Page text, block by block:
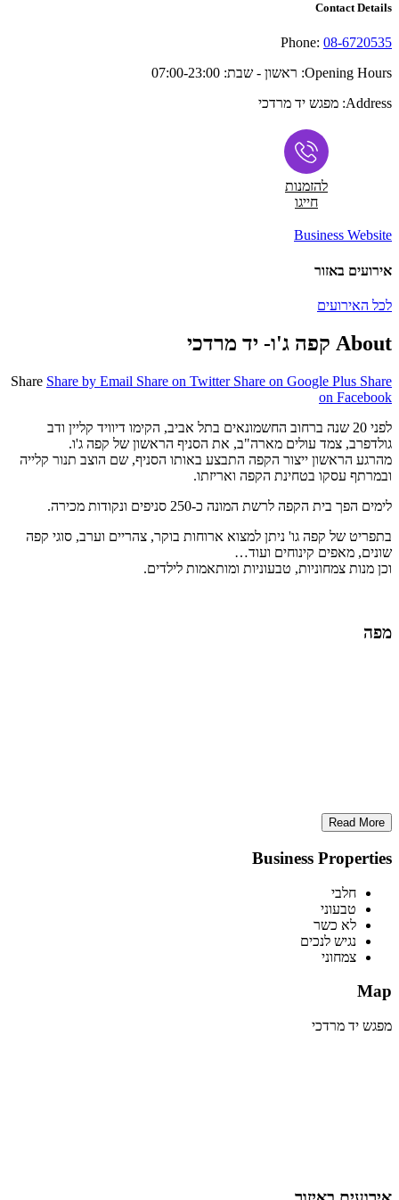
Contact Details
Phone: 08-6720535
Opening Hours: ראשון - שבת: 07:00-23:00
Address: מפגש יד מרדכי
להזמנות
חייגו
Business Website
אירועים באזור
לכל האירועים
About קפה ג'ו- יד מרדכי
Share Share by Email Share on Twitter Share on Google Plus Share
on Facebook
לפני 20 שנה ברחוב החשמונאים בתל אביב, הקימו דיוויד קליין ודב
גולדפרב, צמד עולים מארה"ב, את הסניף הראשון של קפה ג'ו.
מהרגע הראשון ייצור הקפה התבצע באותו הסניף, שם הוצב תנור קלייה
ובמרתף עסקו בטחינת הקפה ואריזתו.
לימים הפך בית הקפה לרשת המונה כ-250 סניפים ונקודות מכירה.
בתפריט של קפה גו' ניתן למצוא ארוחות בוקר, צהריים וערב, סוגי קפה
שונים, מאפים קינוחים ועוד…
וכן מנות צמחוניות, טבעוניות ומותאמות לילדים.
מפה
Read More
Business Properties
חלבי
טבעוני
לא כשר
נגיש לנכים
צמחוני
Map
מפגש יד מרדכי